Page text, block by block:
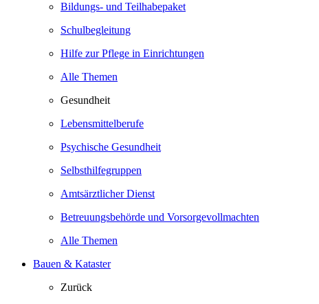
Bildungs- und Teilhabepaket
Schulbegleitung
Hilfe zur Pflege in Einrichtungen
Alle Themen
Gesundheit
Lebensmittelberufe
Psychische Gesundheit
Selbsthilfegruppen
Amtsärztlicher Dienst
Betreuungsbehörde und Vorsorgevollmachten
Alle Themen
Bauen & Kataster
Zurück